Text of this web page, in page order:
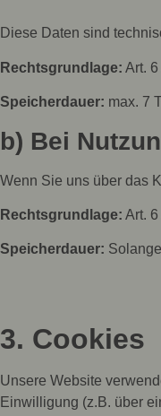
Diese Daten sind
Rechtsgrundlage: Art.
Speicherdauer: max. 7
b) Bei
Wenn Sie uns über das
Rechtsgrundlage: Art.
Speicherdauer:
3. Cookies
Unsere Website
Einwilligung (z.B. über